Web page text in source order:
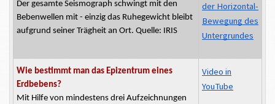
Der gesamte Seismograph schwingt mit den
Bebenwellen mit - einzig das Ruhegewicht bleibt
aufgrund seiner Trägheit an Ort. Quelle: IRIS
der Horizontal-
Bewegung des
Untergrundes
Wie bestimmt man das Epizentrum eines
Erdbebens?
Mit Hilfe von mindestens drei Aufzeichnungen
Video in
YouTube